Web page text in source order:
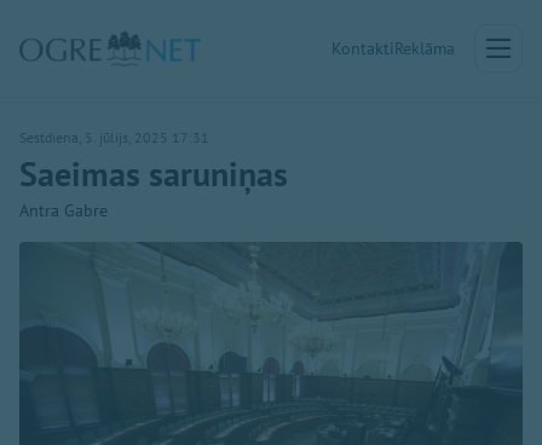
KontaktiReklāma
Sestdiena, 5. jūlijs, 2025 17:31
Saeimas saruniņas
Antra Gabre